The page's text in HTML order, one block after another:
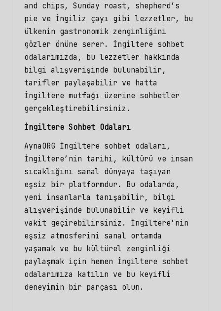
and chips, Sunday roast, shepherd’s
pie ve İngiliz çayı gibi lezzetler, bu
ülkenin gastronomik zenginliğini
gözler önüne serer. İngiltere sohbet
odalarımızda, bu lezzetler hakkında
bilgi alışverişinde bulunabilir,
tarifler paylaşabilir ve hatta
İngiltere mutfağı üzerine sohbetler
gerçekleştirebilirsiniz.
İngiltere Sohbet Odaları
AynaORG İngiltere sohbet odaları,
İngiltere’nin tarihi, kültürü ve insan
sıcaklığını sanal dünyaya taşıyan
eşsiz bir platformdur. Bu odalarda,
yeni insanlarla tanışabilir, bilgi
alışverişinde bulunabilir ve keyifli
vakit geçirebilirsiniz. İngiltere’nin
eşsiz atmosferini sanal ortamda
yaşamak ve bu kültürel zenginliği
paylaşmak için hemen İngiltere sohbet
odalarımıza katılın ve bu keyifli
deneyimin bir parçası olun.